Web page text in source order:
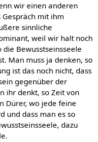
wir einen anderen
mit ihm
sinnliche
weil wir halt noch
Bewusstseinsseele
Man muss ja denken, so
ist das noch nicht, dass
gegenüber der
ihr denkt, so Zeit von
Dürer, wo jede feine
und dass man es so
dazu